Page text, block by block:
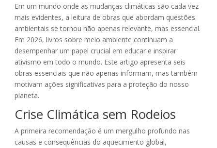
Em um mundo onde as mudanças climáticas são cada vez
mais evidentes, a leitura de obras que abordam questões
ambientais se tornou não apenas relevante, mas essencial.
Em 2026, livros sobre meio ambiente continuam a
desempenhar um papel crucial em educar e inspirar
ativismo em todo o mundo. Este artigo apresenta seis
obras essenciais que não apenas informam, mas também
motivam ações significativas para a proteção do nosso
planeta.
Crise Climática sem Rodeios
A primeira recomendação é um mergulho profundo nas
causas e consequências do aquecimento global,